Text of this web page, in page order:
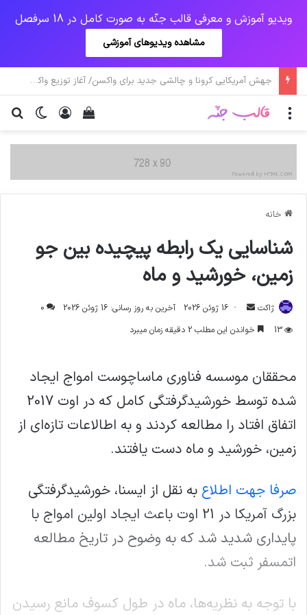
ویدیو آموزش و معرفی قالب جنّه به صورت کامل در 18 سرفصل
مشاهده ویدیوهای آموزشی
یک‌چهارم مرگ‌های روزانه کرونا در خوزستان / نگرانی از گسترش ویروس انگلیسی در تهران
تغییر ورود
دیدن سبد خرید منو
خانه
شناسایی یک رابطه پیچیده بین جو
زمین، خورشید و ماه
ژاکت
ارسال
ایمیل
16 ژوئن 2026 آخرین به روز رسانی: 16 ژوئن 2026
0
13
خواندن این مطلب 2 دقیقه زمان میبرد
محققان موسسه فناوری ماساچوست امواج ایجاد
شده توسط خورشیدگرفتگی کامل که در اوت 2017
اتفاق افتاد را مطالعه کردند و به اطالاعات تازه‌ای از
زمین، خورشید و ماه دست یافتند.
صرفا جهت اطلاع به نقل از ایسنا، خورشیدگرفتگی
بزرگ آمریکا در 21 اوت باعث ایجاد اولین امواج با
پایداری شدید شد که به وضوح در تاریخ مطالعه
اتمسفر ثبت شد.
با توجه به نظریه‌ها، ماه در طول کسوف مانع رسیدن